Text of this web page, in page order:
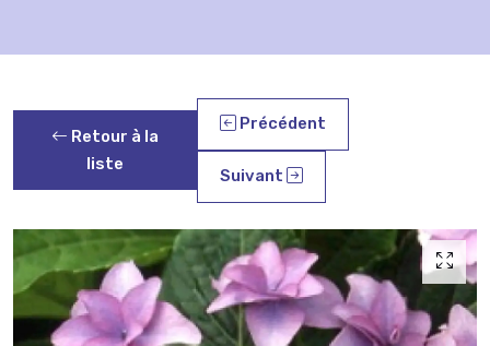
Retour à la
liste
Précédent
Suivant